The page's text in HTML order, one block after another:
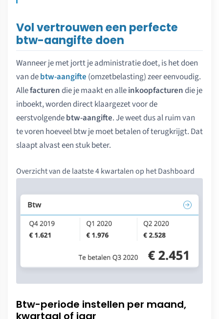
Vol vertrouwen een perfecte
btw-aangifte doen
Wanneer je met jortt je administratie doet, is het doen
van debtw-aangifte (omzetbelasting) zeer eenvoudig.
Allefacturendie je maakt en alleinkoopfacturendie je
inboekt, worden direct klaargezet voor de
eerstvolgendebtw-aangifte. Je weet dus al ruim van
te voren hoeveel btw je moet betalen of terugkrijgt. Dat
slaapt alvast een stuk beter.
Overzicht van de laatste 4 kwartalen op het Dashboard
Btw-periode instellen per maand,
kwartaal of jaar